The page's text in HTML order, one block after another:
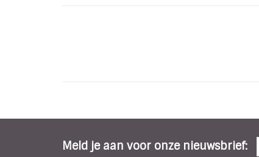
Meld je aan voor onze nieuwsbrief: